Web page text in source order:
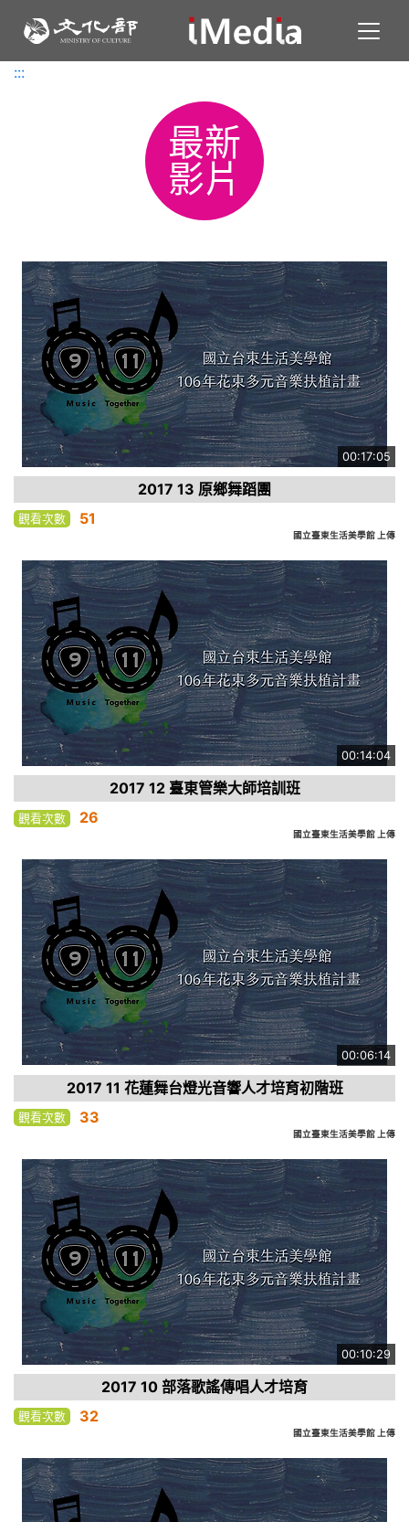
:::
:::
最新
影片
00:17:05
2017 13 原鄉舞蹈團
觀看次數 51
國立臺東生活美學館 上傳
00:14:04
2017 12 臺東管樂大師培訓班
觀看次數 26
國立臺東生活美學館 上傳
00:06:14
2017 11 花蓮舞台燈光音響人才培育初階班
觀看次數 33
國立臺東生活美學館 上傳
00:10:29
2017 10 部落歌謠傳唱人才培育
觀看次數 32
國立臺東生活美學館 上傳